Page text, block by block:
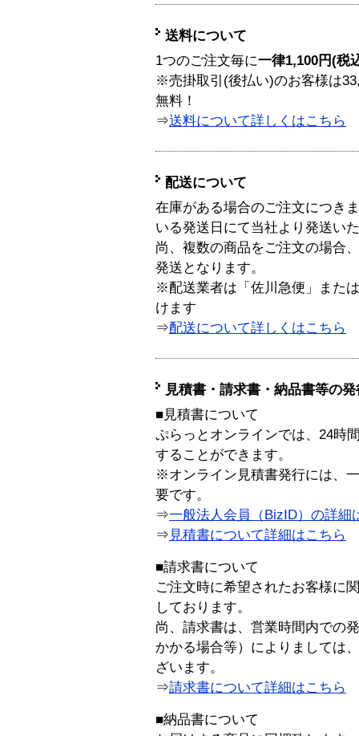
送料について
1つのご注文毎に一律1,100円(税
※売掛取引(後払い)のお客様は
無料！
⇒送料について詳しくはこちら
配送について
在庫がある場合のご注文につき
いる発送日にて当社より発送い
尚、複数の商品をご注文の場合
発送となります。
※配送業者は「佐川急便」また
けます
⇒配送について詳しくはこちら
見積書・請求書・納品書等の
■見積書について
ぷらっとオンラインでは、24時
することができます。
※オンライン見積書発行には、
要です。
⇒一般法人会員（BizID）の詳細
⇒ 見積書について詳細はこちら
■請求書について
ご注文時に希望されたお客様に
しております。
尚、請求書は、営業時間内での
かかる場合等）によりましては
ざいます。
⇒請求書について詳細はこちら
■納品書について